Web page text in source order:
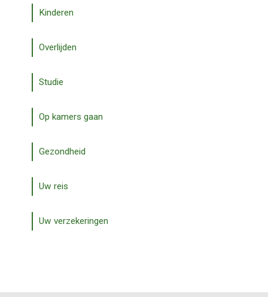
Kinderen
Overlijden
Studie
Op kamers gaan
Gezondheid
Uw reis
Uw verzekeringen